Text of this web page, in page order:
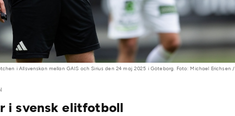
i Allsvenskan mellan GAIS och Sirius den 24 maj 2025 i Göteborg. Foto: Michael Erichsen /
i svensk elitfotboll